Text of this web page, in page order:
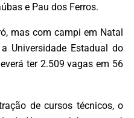
e Pau dos Ferros.
mas com campi em Natal
Universidade Estadual do
ter 2.509 vagas em 56
de cursos técnicos, o